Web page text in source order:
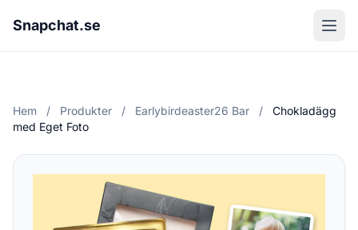
Snapchat.se
Hem / Produkter / Earlybirdeaster26 Bar /
Chokladägg
med Eget Foto